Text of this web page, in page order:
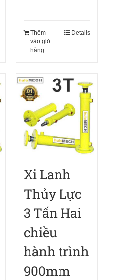
Thêm
vào giỏ
hàng
Details
Xi Lanh
Thủy Lực
3 Tấn Hai
chiều
hành trình
900mm